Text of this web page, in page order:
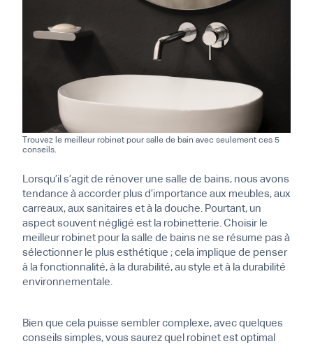
Trouvez le meilleur robinet pour salle de bain avec seulement ces 5
conseils.
Lorsqu’il s’agit de rénover une salle de bains, nous avons
tendance à accorder plus d’importance aux meubles, aux
carreaux, aux sanitaires et à la douche. Pourtant, un
aspect souvent négligé est la robinetterie. Choisir le
meilleur robinet pour la salle de bains ne se résume pas à
sélectionner le plus esthétique ; cela implique de penser
à la fonctionnalité, à la durabilité, au style et à la durabilité
environnementale.
Bien que cela puisse sembler complexe, avec quelques
conseils simples, vous saurez quel robinet est optimal